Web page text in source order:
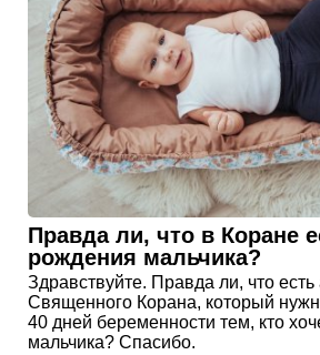
Правда ли, что в Коране
рождения мальчика?
Здравствуйте. Правда ли, что есть
Священного Корана, который
40 дней беременности тем, кто
мальчика? Спасибо.